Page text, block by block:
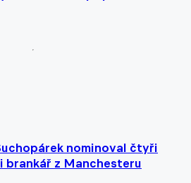
nominoval čtyři
brankář z Manchesteru